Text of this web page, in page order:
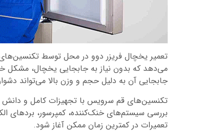
تعمیر یخچال فریزر دوو در محل توسط
می‌دهد که بدون نیاز به جابجایی یخچال، مشکل
جابجایی آن به دلیل حجم و وزن بالا می‌تواند
تکنسین‌های قم سرویس با تجهیزات کامل و دانش
بررسی سیستم‌های خنک‌کننده، کمپرسور،
تعمیرات در کمترین زمان ممکن آغاز شود.